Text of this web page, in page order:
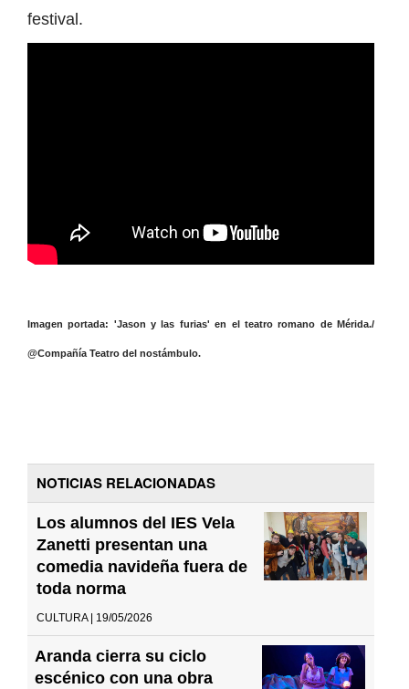
festival.
Imagen portada: 'Jason y las furias' en el teatro romano de Mérida./
@Compañía Teatro del nostámbulo.
NOTICIAS RELACIONADAS
Los alumnos del IES Vela
Zanetti presentan una
comedia navideña fuera de
toda norma
CULTURA | 19/05/2026
Aranda cierra su ciclo
escénico con una obra